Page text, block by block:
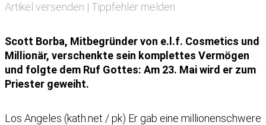
Artikel versenden | Tippfehler melden
Scott Borba, Mitbegründer von e.l.f. Cosmetics und
Millionär, verschenkte sein komplettes Vermögen
und folgte dem Ruf Gottes: Am 23. Mai wird er zum
Priester geweiht.
Los Angeles (kath.net / pk) Er gab eine millionenschwere